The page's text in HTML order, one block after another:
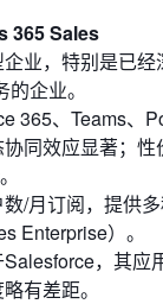
365 Sales
企业，特别是已
企业。
365、Teams、
同效应显著；性
数/月订阅，提供
Enterprise）。
Salesforce，其应
有差距。